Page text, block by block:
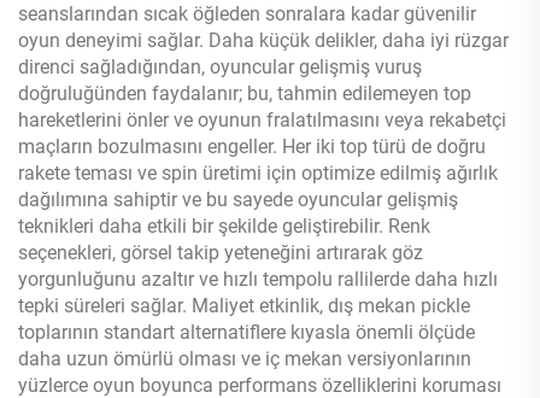
seanslarından sıcak öğleden sonralara kadar güvenilir
oyun deneyimi sağlar. Daha küçük delikler, daha iyi rüzgar
direnci sağladığından, oyuncular gelişmiş vuruş
doğruluğünden faydalanır; bu, tahmin edilemeyen top
hareketlerini önler ve oyunun fralatılmasını veya rekabetçi
maçların bozulmasını engeller. Her iki top türü de doğru
rakete teması ve spin üretimi için optimize edilmiş ağırlık
dağılımına sahiptir ve bu sayede oyuncular gelişmiş
teknikleri daha etkili bir şekilde geliştirebilir. Renk
seçenekleri, görsel takip yeteneğini artırarak göz
yorgunluğunu azaltır ve hızlı tempolu rallilerde daha hızlı
tepki süreleri sağlar. Maliyet etkinlik, dış mekan pickle
toplarının standart alternatiflere kıyasla önemli ölçüde
daha uzun ömürlü olması ve iç mekan versiyonlarının
yüzlerce oyun boyunca performans özelliklerini koruması